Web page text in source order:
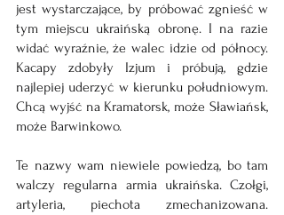
jest wystarczające, by próbować zgnieść w
tym miejscu ukraińską obronę. I na razie
widać wyraźnie, że walec idzie od północy.
Kacapy zdobyły Izjum i próbują, gdzie
najlepiej uderzyć w kierunku południowym.
Chcą wyjść na Kramatorsk, może Sławiańsk,
może Barwinkowo.
Te nazwy wam niewiele powiedzą, bo tam
walczy regularna armia ukraińska. Czołgi,
artyleria, piechota zmechanizowana.